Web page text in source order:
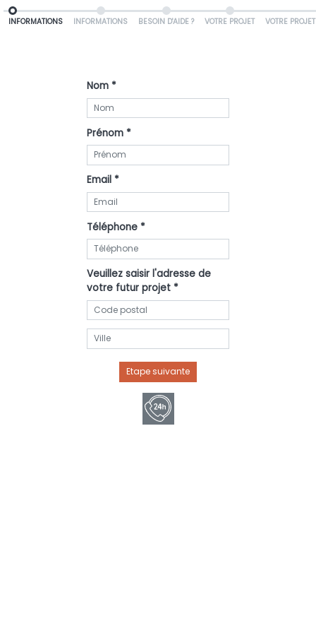
INFORMATIONS INFORMATIONS BESOIN D'AIDE ? VOTRE
Nom *
Prénom *
Email *
Téléphone *
Veuillez saisir l'adresse de
votre futur projet *